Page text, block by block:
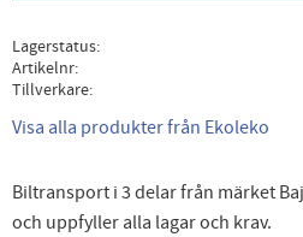
Lagerstatus
Artikelnr
Tillverkare
Visa alla produkter från Ekoleko
Biltransport i 3 delar från märket
och uppfyller alla lagar och krav.